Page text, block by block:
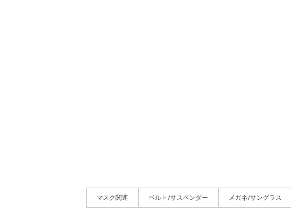
マスク関連 ベルト/サスペンダー メガネ/サングラス